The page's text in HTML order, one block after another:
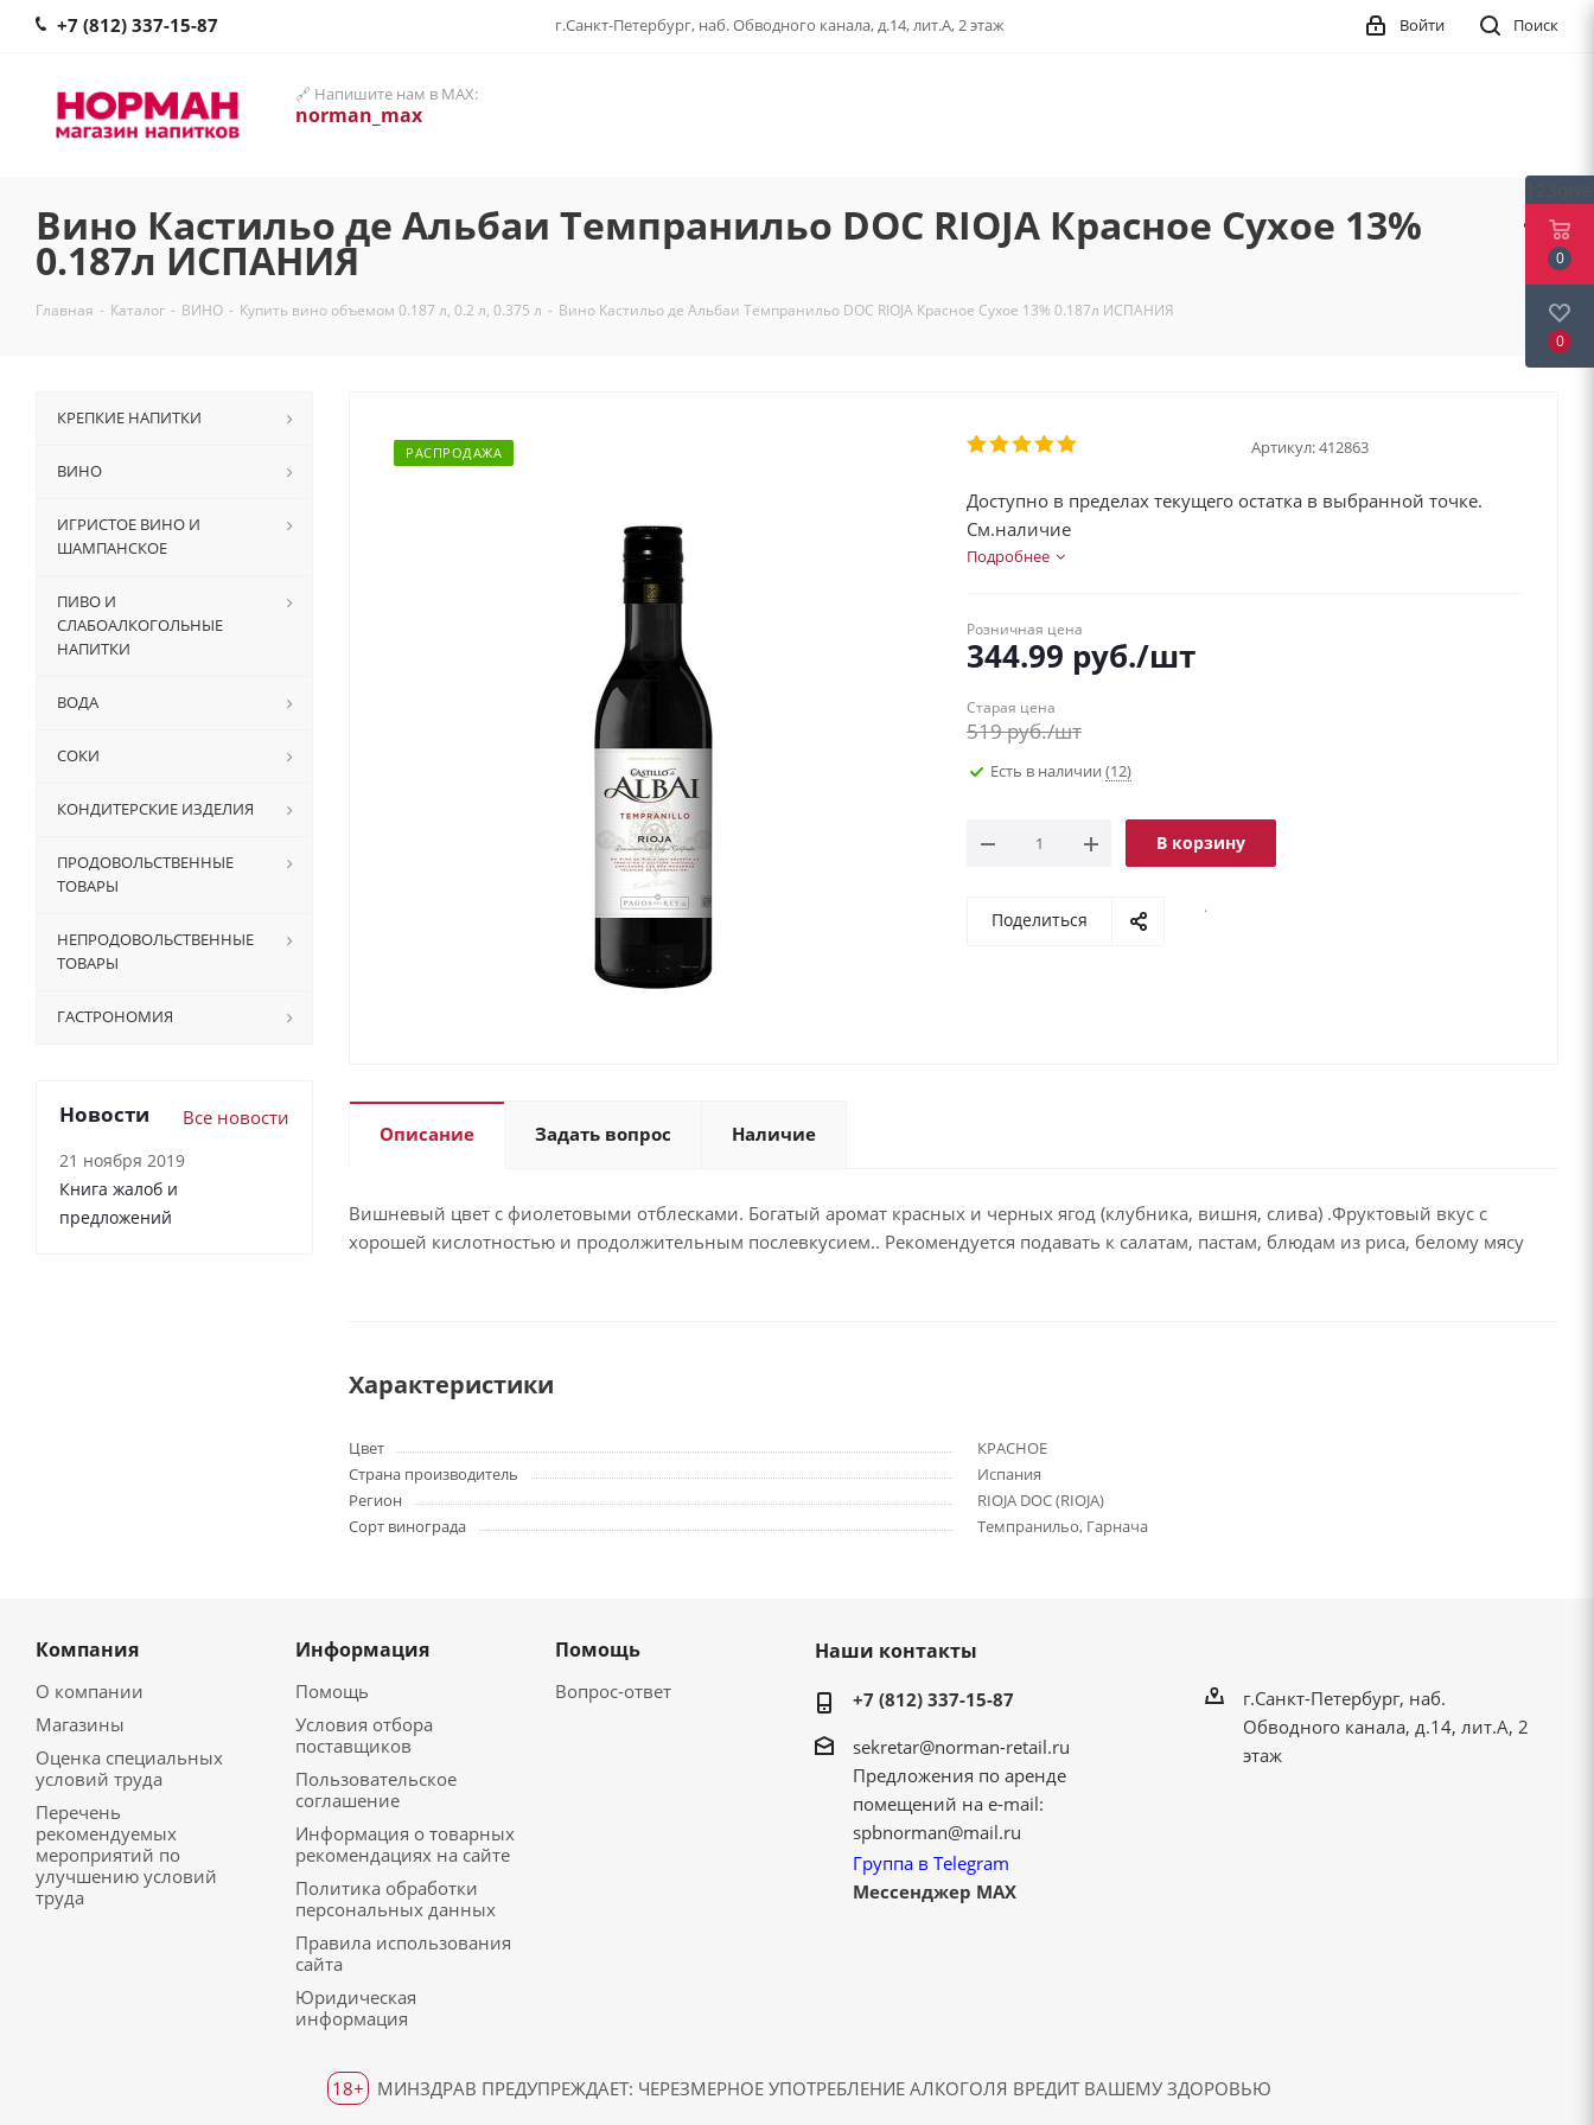
+7 (812) 337-15-87 г.Санкт-Петербург, наб. Обводного канала, д.14, лит.А, 2 этаж Поиск
Войти
🔗 Напишите нам в MAX:
norman_max
Вино Кастильо де Альбаи Темпранильо DOC RIOJA Красное Сухое 13%
0.187л ИСПАНИЯ
Главная - Каталог - ВИНО - Купить вино объемом 0.187 л, 0.2 л, 0.375 л - Вино Кастильо де Альбаи Темпранильо DOC RIOJA Красное Сухое 13% 0.187л ИСПАНИЯ
РАСПРОДАЖА Артикул:412863
Доступно в пределах текущего остатка в выбранной точке.
См.наличие
Подробнее
Розничная цена
344.99 руб./шт
Старая цена
519руб./шт
Есть в наличии (12)
В корзину
Поделиться
.
Описание Задать вопрос Наличие
Вишневый цвет с фиолетовыми отблесками. Богатый аромат красных и черных ягод (клубника, вишня, слива) .Фруктовый вкус с
хорошей кислотностью и продолжительным послевкусием.. Рекомендуется подавать к салатам, пастам, блюдам из риса, белому мясу
Характеристики
Цвет
КРАСНОЕ
Страна производитель
Испания
Регион
RIOJA DOC (RIOJA)
Сорт винограда
Темпранильо, Гарнача
КРЕПКИЕ НАПИТКИ
ВИНО
ИГРИСТОЕ ВИНО И
ШАМПАНСКОЕ
ПИВО И
СЛАБОАЛКОГОЛЬНЫЕ
НАПИТКИ
ВОДА
СОКИ
КОНДИТЕРСКИЕ ИЗДЕЛИЯ
ПРОДОВОЛЬСТВЕННЫЕ
ТОВАРЫ
НЕПРОДОВОЛЬСТВЕННЫЕ
ТОВАРЫ
ГАСТРОНОМИЯ
Новости Все новости
21 ноября 2019
Книга жалоб и
предложений
Компания
О компании
Магазины
Оценка специальных
условий труда
Перечень
рекомендуемых
мероприятий по
улучшению условий
труда
Информация
Помощь
Условия отбора
поставщиков
Пользовательское
соглашение
Информация о товарных
рекомендациях на сайте
Политика обработки
персональных данных
Правила использования
сайта
Юридическая
информация
Помощь
Вопрос-ответ
Наши контакты
+7 (812) 337-15-87
sekretar@norman-retail.ru
Предложения по аренде
помещений на e-mail:
spbnorman@mail.ru
Группа в Telegram
Мессенджер MAX
г.Санкт-Петербург, наб.
Обводного канала, д.14, лит.А, 2
этаж
18+ МИНЗДРАВ ПРЕДУПРЕЖДАЕТ: ЧЕРЕЗМЕРНОЕ УПОТРЕБЛЕНИЕ АЛКОГОЛЯ ВРЕДИТ ВАШЕМУ ЗДОРОВЬЮ
0
0